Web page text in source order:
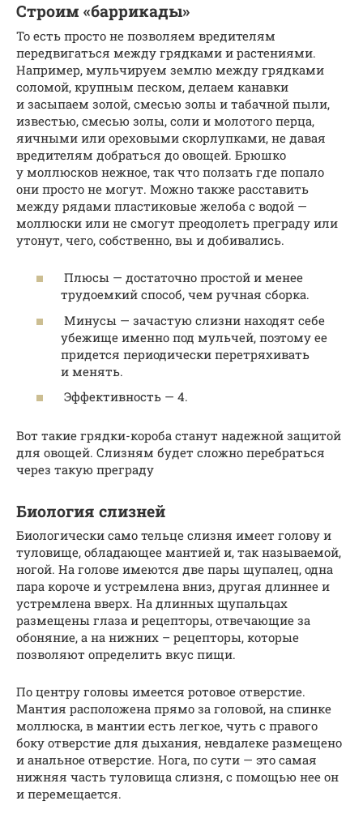
Строим «баррикады»
То есть просто не позволяем вредителям
передвигаться между грядками и растениями.
Например, мульчируем землю между грядками
соломой, крупным песком, делаем канавки
и засыпаем золой, смесью золы и табачной пыли,
известью, смесью золы, соли и молотого перца,
яичными или ореховыми скорлупками, не давая
вредителям добраться до овощей. Брюшко
у моллюсков нежное, так что ползать где попало
они просто не могут. Можно также расставить
между рядами пластиковые желоба с водой —
моллюски или не смогут преодолеть преграду или
утонут, чего, собственно, вы и добивались.
Плюсы — достаточно простой и менее
трудоемкий способ, чем ручная сборка.
Минусы — зачастую слизни находят себе
убежище именно под мульчей, поэтому ее
придется периодически перетряхивать
и менять.
Эффективность — 4.
Вот такие грядки-короба станут надежной защитой
для овощей. Слизням будет сложно перебраться
через такую преграду
Биология слизней
Биологически само тельце слизня имеет голову и
туловище, обладающее мантией и, так называемой,
ногой. На голове имеются две пары щупалец, одна
пара короче и устремлена вниз, другая длиннее и
устремлена вверх. На длинных щупальцах
размещены глаза и рецепторы, отвечающие за
обоняние, а на нижних – рецепторы, которые
позволяют определить вкус пищи.
По центру головы имеется ротовое отверстие.
Мантия расположена прямо за головой, на спинке
моллюска, в мантии есть легкое, чуть с правого
боку отверстие для дыхания, невдалеке размещено
и анальное отверстие. Нога, по сути — это самая
нижняя часть туловища слизня, с помощью нее он
и перемещается.